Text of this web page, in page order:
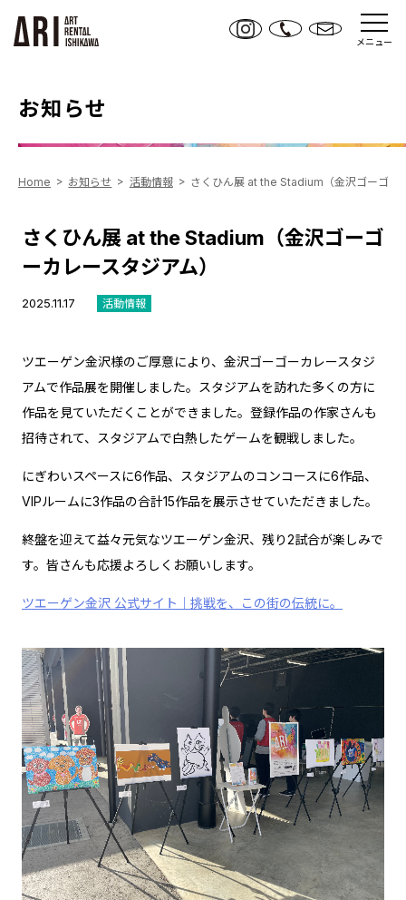
メニュー
お知らせ
Home お知らせ 活動情報 さくひん展 at the Stadium（金沢ゴーゴー
さくひん展 at the Stadium（金沢ゴーゴ
ーカレースタジアム）
2025.11.17 活動情報
ツエーゲン金沢様のご厚意により、金沢ゴーゴーカレースタジ
アムで作品展を開催しました。スタジアムを訪れた多くの方に
作品を見ていただくことができました。登録作品の作家さんも
招待されて、スタジアムで白熱したゲームを観戦しました。
にぎわいスペースに6作品、スタジアムのコンコースに6作品、
VIPルームに3作品の合計15作品を展示させていただきました。
終盤を迎えて益々元気なツエーゲン金沢、残り2試合が楽しみで
す。皆さんも応援よろしくお願いします。
ツエーゲン金沢 公式サイト｜挑戦を、この街の伝統に。